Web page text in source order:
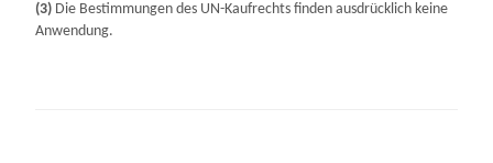
(3) Die Bestimmungen des UN-Kaufrechts finden ausdrücklich keine
Anwendung.